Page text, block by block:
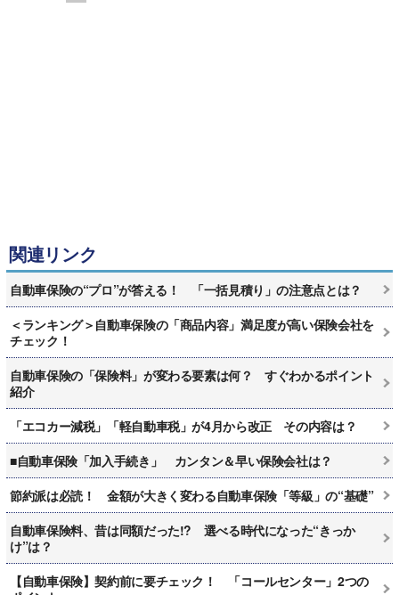
関連リンク
自動車保険の“プロ”が答える！ 「一括見積り」の注意点とは？
＜ランキング＞自動車保険の「商品内容」満足度が高い保険会社を
チェック！
自動車保険の「保険料」が変わる要素は何？ すぐわかるポイント
紹介
「エコカー減税」「軽自動車税」が4月から改正 その内容は？
■自動車保険「加入手続き」 カンタン＆早い保険会社は？
節約派は必読！ 金額が大きく変わる自動車保険「等級」の“基礎”
自動車保険料、昔は同額だった!? 選べる時代になった“きっか
け”は？
【自動車保険】契約前に要チェック！ 「コールセンター」2つの